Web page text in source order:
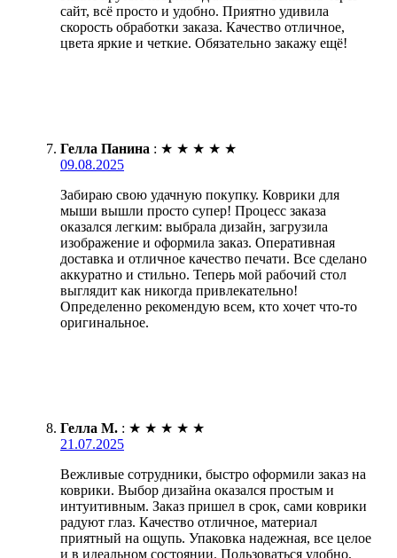
сайт, всё просто и удобно. Приятно удивила
скорость обработки заказа. Качество отличное,
цвета яркие и четкие. Обязательно закажу ещё!
Гелла Панина : ★ ★ ★ ★ ★
09.08.2025
Забираю свою удачную покупку. Коврики для
мыши вышли просто супер! Процесс заказа
оказался легким: выбрала дизайн, загрузила
изображение и оформила заказ. Оперативная
доставка и отличное качество печати. Все сделано
аккуратно и стильно. Теперь мой рабочий стол
выглядит как никогда привлекательно!
Определенно рекомендую всем, кто хочет что-то
оригинальное.
Гелла М. : ★ ★ ★ ★ ★
21.07.2025
Вежливые сотрудники, быстро оформили заказ на
коврики. Выбор дизайна оказался простым и
интуитивным. Заказ пришел в срок, сами коврики
радуют глаз. Качество отличное, материал
приятный на ощупь. Упаковка надежная, все целое
и в идеальном состоянии. Пользоваться удобно,